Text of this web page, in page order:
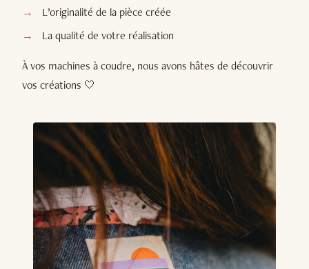
L’originalité de la pièce créée
La qualité de votre réalisation
À vos machines à coudre, nous avons hâtes de découvrir
vos créations 🤍